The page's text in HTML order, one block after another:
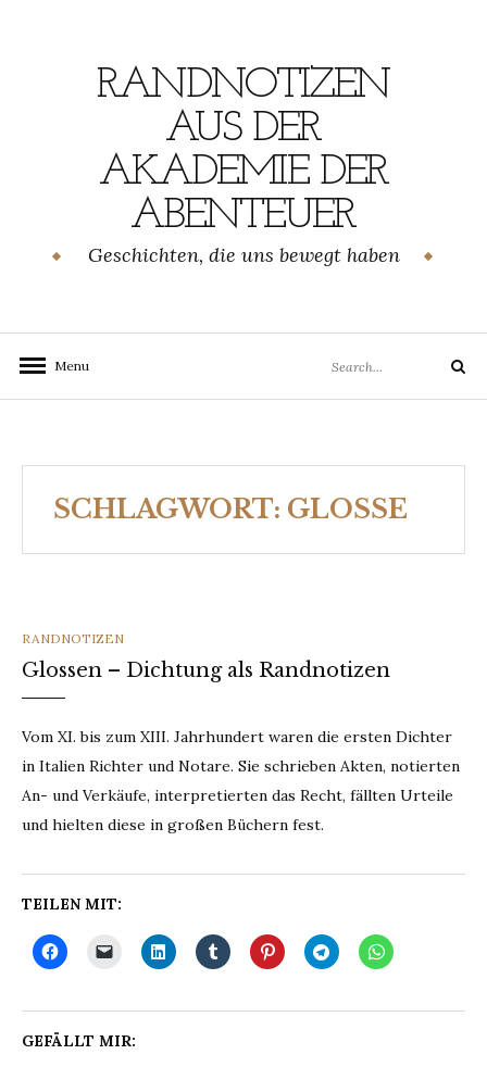
RANDNOTIZEN
AUS DER
AKADEMIE DER
ABENTEUER
Geschichten, die uns bewegt haben
Menu
for:
Search
SCHLAGWORT: GLOSSE
CATEGORIES
RANDNOTIZEN
Glossen – Dichtung als Randnotizen
Vom XI. bis zum XIII. Jahrhundert waren die ersten Dichter
in Italien Richter und Notare. Sie schrieben Akten, notierten
An- und Verkäufe, interpretierten das Recht, fällten Urteile
und hielten diese in großen Büchern fest.
TEILEN MIT:
GEFÄLLT MIR: